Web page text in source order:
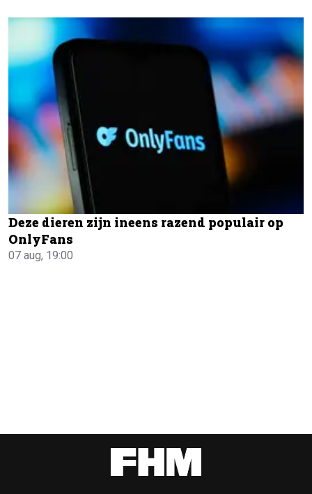
Deze dieren zijn ineens razend populair op
OnlyFans
07 aug, 19:00